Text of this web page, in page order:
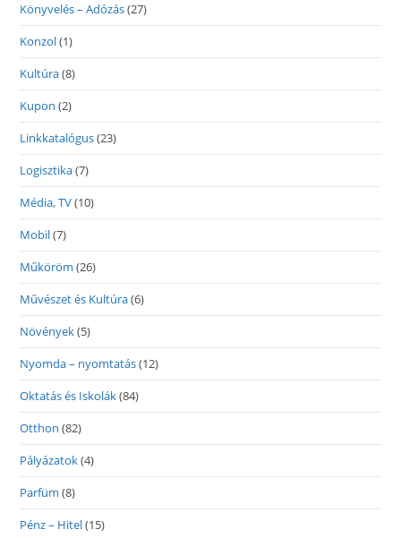
Könyvelés – Adózás(27)
Konzol(1)
Kultúra(8)
Kupon (2)
Linkkatalógus(23)
Logisztika(7)
Média, TV(10)
Mobil(7)
Műköröm (26)
Művészet és Kultúra(6)
Növények(5)
Nyomda – nyomtatás(12)
Oktatás és Iskolák(84)
Otthon (82)
Pályázatok(4)
Parfüm (8)
Pénz – Hitel(15)